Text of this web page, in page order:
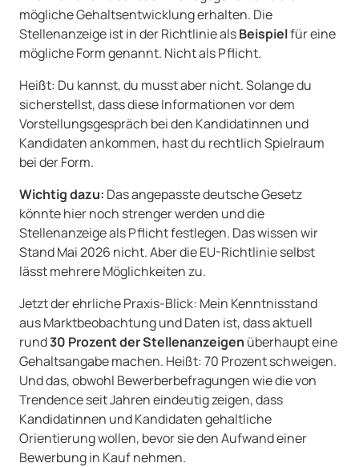
mögliche Gehaltsentwicklung erhalten. Die
Stellenanzeige ist in der Richtlinie alsBeispielfür eine
mögliche Form genannt. Nicht als Pflicht.
Heißt: Du kannst, du musst aber nicht. Solange du
sicherstellst, dass diese Informationen vor dem
Vorstellungsgespräch bei den Kandidatinnen und
Kandidaten ankommen, hast du rechtlich Spielraum
bei der Form.
Wichtig dazu: Das angepasste deutsche Gesetz
könnte hier noch strenger werden und die
Stellenanzeige als Pflicht festlegen. Das wissen wir
Stand Mai 2026 nicht. Aber die EU-Richtlinie selbst
lässt mehrere Möglichkeiten zu.
Jetzt der ehrliche Praxis-Blick: Mein Kenntnisstand
aus Marktbeobachtung und Daten ist, dass aktuell
rund30 Prozent der Stellenanzeigen überhaupt eine
Gehaltsangabe machen. Heißt: 70 Prozent schweigen.
Und das, obwohl Bewerberbefragungen wie die von
Trendence seit Jahren eindeutig zeigen, dass
Kandidatinnen und Kandidaten gehaltliche
Orientierung wollen, bevor sie den Aufwand einer
Bewerbung in Kauf nehmen.